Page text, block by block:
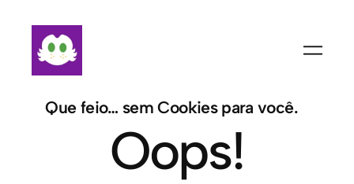
Que feio… sem Cookies para você.
Oops!